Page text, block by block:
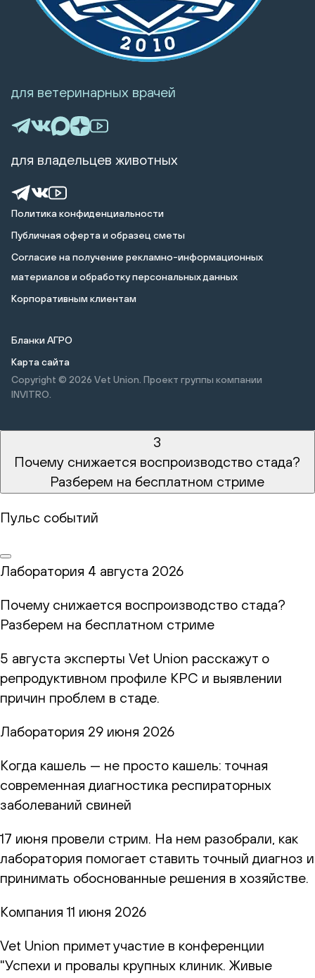
Политика конфиденциальности
Публичная оферта и образец сметы
Cогласие на получение рекламно-информационных
материалов и обработку персональных данных
Корпоративным клиентам
Бланки АГРО
Карта сайта
Copyright © 2026 Vet Union. Проект группы компании
INVITRO.
для ветеринарных врачей
для владельцев животных
3
Почему снижается воспроизводство стада?
Разберем на бесплатном стриме
Пульс событий
Лаборатория 4 августа 2026
Почему снижается воспроизводство стада?
Разберем на бесплатном стриме
5 августа эксперты Vet Union расскажут о
репродуктивном профиле КРС и выявлении
причин проблем в стаде.
Лаборатория 29 июня 2026
Когда кашель — не просто кашель: точная
современная диагностика респираторных
заболеваний свиней
17 июня провели стрим. На нем разобрали, как
лаборатория помогает ставить точный диагноз и
принимать обоснованные решения в хозяйстве.
Компания 11 июня 2026
Vet Union примет участие в конференции
"Успехи и провалы крупных клиник. Живые